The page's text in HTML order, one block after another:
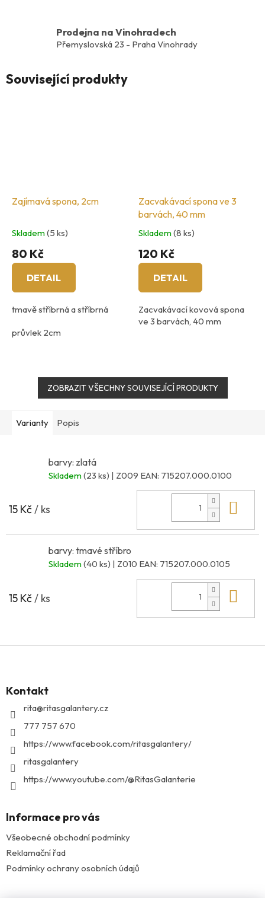
Prodejna na Vinohradech
Přemyslovská 23 - Praha Vinohrady
Související produkty
Zajímavá spona, 2cm
Skladem(5 ks)
80 Kč
DETAIL
tmavě stříbrná a stříbrná
průvlek 2cm
Zacvakávací spona ve 3
barvách, 40 mm
Skladem(8 ks)
120 Kč
DETAIL
Zacvakávací kovová spona
ve 3 barvách, 40 mm
ZOBRAZIT VŠECHNY SOUVISEJÍCÍ PRODUKTY
Varianty Popis
barvy: zlatá
Skladem(23 ks) | Z009 EAN: 715207.000.0100
15 Kč/ ks
barvy: tmavé stříbro
Skladem(40 ks) | Z010 EAN: 715207.000.0105
15 Kč/ ks
aKontakt
rita@ritasgalantery.cz
777 757 670
https://www.facebook.com/ritasgalantery/
ritasgalantery
https://www.youtube.com/@RitasGalanterie
Informace pro vás
Všeobecné obchodní podmínky
Reklamační řad
Podmínky ochrany osobních údajů